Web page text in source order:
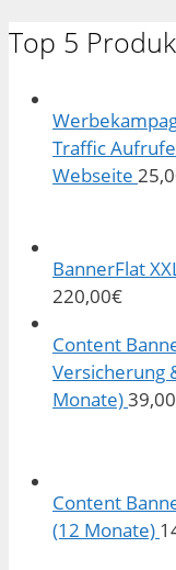
Top 5
Traffic
Webseite
BannerFlat
220,00€
Content
Versicherung
Monate)39,00
Content
(12 Monate)